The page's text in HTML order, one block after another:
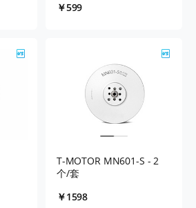
￥599
T-MOTOR MN601-S - 2
个/套
￥1598